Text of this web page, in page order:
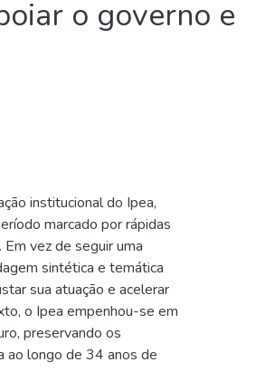
o governo e
institucional do Ipea,
marcado por rápidas
vez de seguir uma
sintética e temática
sua atuação e acelerar
o Ipea empenhou-se em
preservando os
ao longo de 34 anos de